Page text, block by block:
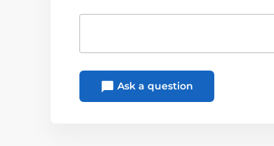
Ask a question